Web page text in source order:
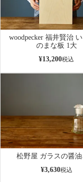
woodpecker 福井賢治
のまな板 1大
¥13,200税込
松野屋 ガラスの醤油
¥3,630税込